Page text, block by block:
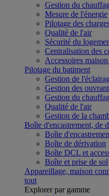
Gestion du
Mesure de l'énergie
Pilotage des
Qualité de l'air
Sécurité du
Centralisation des
Accessoires
Pilotage du batiment
Gestion de
Gestion des
Gestion du
Qualité de l'air
Gestion de la
Boîte d'encastrement, de
Boîte
Boîte de dérivation
Boîte DCL et
Boîte et prise de sol
Appareillage, maison
tout
Explorer par gamme